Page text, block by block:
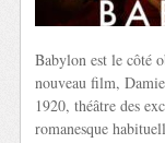
Babylon est le côté
nouveau film,
1920, théâtre des
romanesque